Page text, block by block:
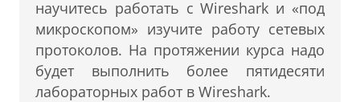
научитесь работать с Wireshark и «под
микроскопом» изучите работу сетевых
протоколов. На протяжении курса надо
будет выполнить более пятидесяти
лабораторных работ в Wireshark.